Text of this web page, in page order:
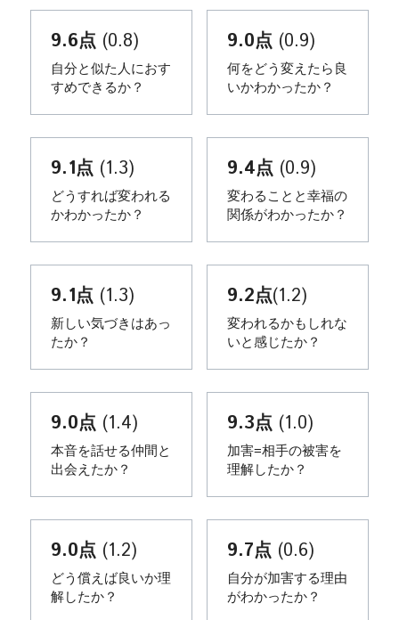
9.6点 (0.8)
自分と似た人におす
すめできるか？
9.0点 (0.9)
何をどう変えたら良
いかわかったか？
9.1点 (1.3)
どうすれば変われる
かわかったか？
9.4点 (0.9)
変わることと幸福の
関係がわかったか？
9.1点 (1.3)
新しい気づきはあっ
たか？
9.2点(1.2)
変われるかもしれな
いと感じたか？
9.0点 (1.4)
本音を話せる仲間と
出会えたか？
9.3点 (1.0)
加害=相手の被害を
理解したか？
9.0点 (1.2)
どう償えば良いか理
解したか？
9.7点 (0.6)
自分が加害する理由
がわかったか？